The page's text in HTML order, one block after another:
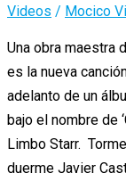
Videos / Mocico
Una obra maestra
es la nueva
adelanto de un
bajo el nombre de
Limbo Starr.
duerme Javier